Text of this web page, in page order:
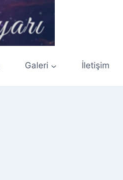
Galeri İletişim